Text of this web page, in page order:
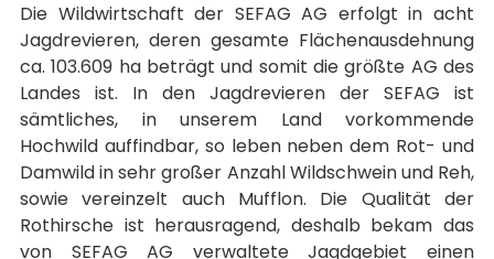
Die Wildwirtschaft der SEFAG AG erfolgt in acht
Jagdrevieren, deren gesamte Flächenausdehnung
ca. 103.609 ha beträgt und somit die größte AG des
Landes ist. In den Jagdrevieren der SEFAG ist
sämtliches, in unserem Land vorkommende
Hochwild auffindbar, so leben neben dem Rot- und
Damwild in sehr großer Anzahl Wildschwein und Reh,
sowie vereinzelt auch Mufflon. Die Qualität der
Rothirsche ist herausragend, deshalb bekam das
von SEFAG AG verwaltete Jagdgebiet einen